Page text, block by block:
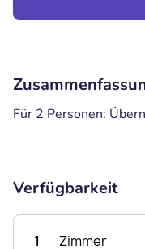
Für 2 Personen:
Verfügbarkeit
1 Zimmer